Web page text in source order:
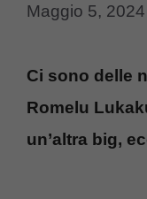
Maggio 5, 2024
Ci sono delle
Romelu
un’altra big,